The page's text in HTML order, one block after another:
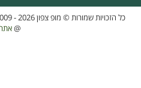
כל הזכויות שמורות © מופ צפון 2026 - 2009
@